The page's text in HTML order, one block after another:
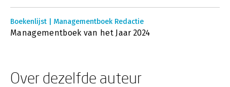
Boekenlijst | Managementboek Redactie
Managementboek van het Jaar 2024
Over dezelfde auteur